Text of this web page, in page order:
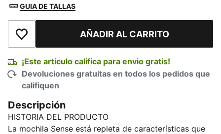
GUIA DE TALLAS
Añadir a la lista de deseosAÑADIR AL CARRITO
¡Este articulo califica para envio gratis!
Devoluciones gratuitas en todos los pedidos que
califiquen
Descripción
HISTORIA DEL PRODUCTO
La mochila Sense está repleta de características que